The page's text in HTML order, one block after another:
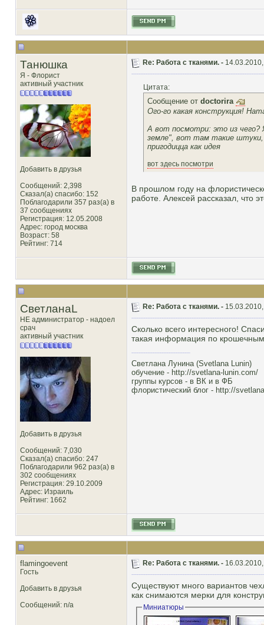
Танюшка
Я - Флорист
активный участник
Добавить в друзья
Сообщений: 2,398
Сказал(а) спасибо: 152
Поблагодарили 357 раз(а) в
37 сообщениях
Регистрация: 12.05.2008
Адрес: город москва
Возраст: 58
Рейтинг: 714
Re: Работа с тканями. -
Цитата:
Сообщение от doctorira
Ого-го какая конструкция!
А вот посмотри: это из чего?
земле", вот там такие
пригодицца как идея
вот здесь посмотри
В прошлом году на
работе. Алексей рассказал, что
СветланаL
НЕ администратор - надоел
срач
активный участник
Добавить в друзья
Сообщений: 7,030
Сказал(а) спасибо: 247
Поблагодарили 962 раз(а) в
302 сообщениях
Регистрация: 29.10.2009
Адрес: Израиль
Рейтинг: 1662
Re: Работа с тканями. -
Сколько всего интересного!
такая информация по крошечным
Светлана Лунина (Svetlana Lunin)
обучение - http://svetlana-lunin.com/
группы курсов - в ВК и в ФБ
флористический блог - http://
flamingoevent
Гость
Добавить в друзья
Сообщений: n/a
Re: Работа с тканями. -
Существуют много вариантов
как снимаются мерки для
Миниатюры